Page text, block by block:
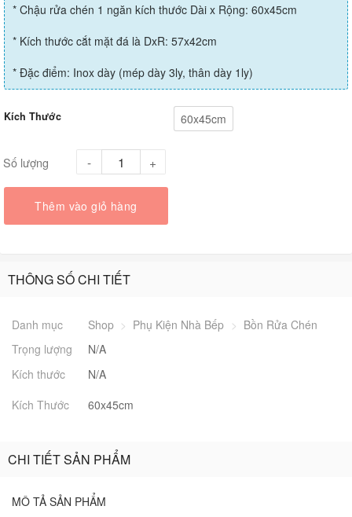
* Chậu rửa chén 1 ngăn kích thước Dài x Rộng: 60x45cm
* Kích thước cắt mặt đá là DxR: 57x42cm
* Đặc điểm: Inox dày (mép dày 3ly, thân dày 1ly)
Kích Thước 60x45cm
Số lượng
Thêm vào giỏ hàng
THÔNG SỐ CHI TIẾT
Danh mục Shop > Phụ Kiện Nhà Bếp > Bồn Rửa Chén
Trọng lượng
N/A
Kích thước
N/A
Kích Thước
60x45cm
CHI TIẾT SẢN PHẨM
MÔ TẢ SẢN PHẨM